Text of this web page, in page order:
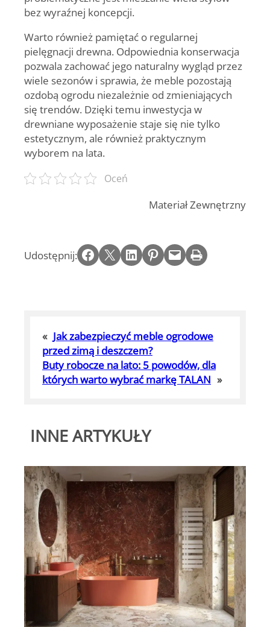
bez wyraźnej koncepcji.
Warto również pamiętać o regularnej
pielęgnacji drewna. Odpowiednia konserwacja
pozwala zachować jego naturalny wygląd przez
wiele sezonów i sprawia, że meble pozostają
ozdobą ogrodu niezależnie od zmieniających
się trendów. Dzięki temu inwestycja w
drewniane wyposażenie staje się nie tylko
estetycznym, ale również praktycznym
wyborem na lata.
Oceń
Materiał Zewnętrzny
Udostępnij: Share on Facebook Email this Page Share on LinkedIn Share on Pinterest Email this Page Print this Page
« Jak zabezpieczyć meble ogrodowe
przed zimą i deszczem?
Buty robocze na lato: 5 powodów, dla
których warto wybrać markę TALAN »
INNE ARTYKUŁY